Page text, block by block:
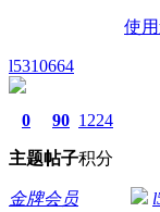
使
l5310664
0
主题
90
帖子
1224
积分
金牌会员